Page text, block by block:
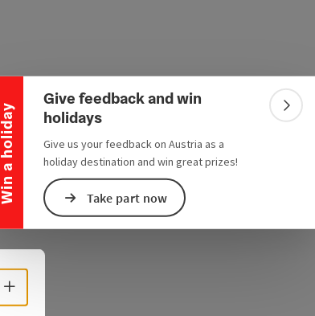
Win a holiday
Collapse banner
Give feedback and win
holidays
Give us your feedback on Austria as a
holiday destination and win great prizes!
Take part now
Select language - Open menu